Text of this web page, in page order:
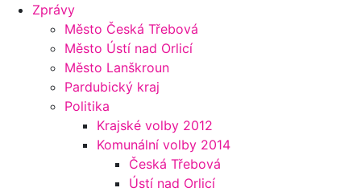
Zprávy
Město Česká Třebová
Město Ústí nad Orlicí
Město Lanškroun
Pardubický kraj
Politika
Krajské volby 2012
Komunální volby 2014
Česká Třebová
Ústí nad Orlicí